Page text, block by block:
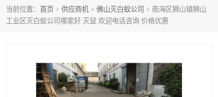
当前位置： 首页 > 供应商机 > 佛山灭白蚁公司 > 南海区狮山镇狮山
工业区灭白蚁公司哪家好 灭鼠 欢迎电话咨询 价格优惠
除四害公司 佛山杀虫
佛山灭白蚁公司 佛山杀虫公司
佛山除四害公司 灭鼠